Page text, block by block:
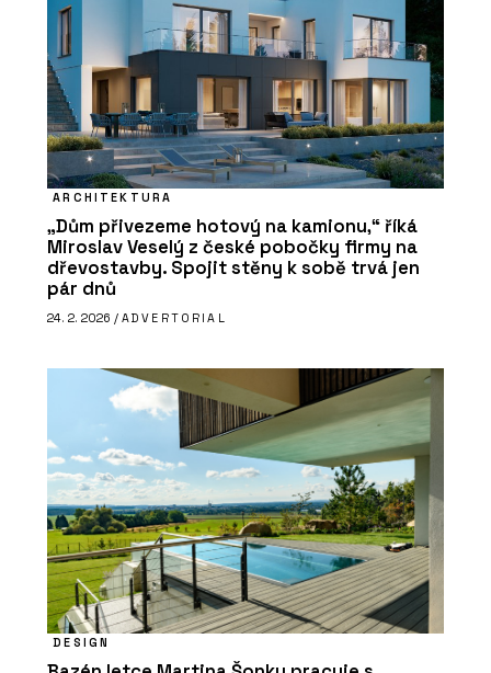
ARCHITEKTURA
„Dům přivezeme hotový na kamionu,“ říká
Miroslav Veselý z české pobočky firmy na
dřevostavby. Spojit stěny k sobě trvá jen
pár dnů
24. 2. 2026 / ADVERTORIAL
DESIGN